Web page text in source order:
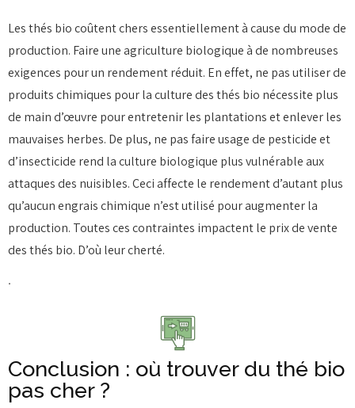
Les thés bio coûtent chers essentiellement à cause du mode de
production. Faire une agriculture biologique à de nombreuses
exigences pour un rendement réduit. En effet, ne pas utiliser de
produits chimiques pour la culture des thés bio nécessite plus
de main d’œuvre pour entretenir les plantations et enlever les
mauvaises herbes. De plus, ne pas faire usage de pesticide et
d’insecticide rend la culture biologique plus vulnérable aux
attaques des nuisibles. Ceci affecte le rendement d’autant plus
qu’aucun engrais chimique n’est utilisé pour augmenter la
production. Toutes ces contraintes impactent le prix de vente
des thés bio. D’où leur cherté.
.
Conclusion : où trouver du thé bio
pas cher ?